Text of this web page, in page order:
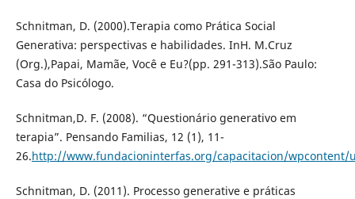
Schnitman, D. (2000).Terapia como Prática Social
Generativa: perspectivas e habilidades. InH. M.Cruz
(Org.),Papai, Mamãe, Você e Eu?(pp. 291-313).São Paulo:
Casa do Psicólogo.
Schnitman,D. F. (2008). “Questionário generativo em
terapia”. Pensando Familias, 12 (1), 11-
26.http://www.fundacioninterfas.org/capacitacion/wpcontent/
Schnitman, D. (2011). Processo generative e práticas